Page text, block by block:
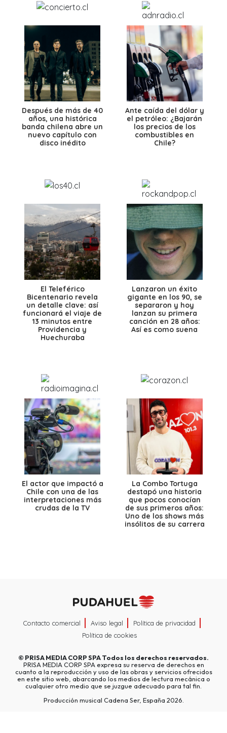
Después de más de 40
años, una histórica
banda chilena abre un
nuevo capítulo con
disco inédito
Ante caída del dólar y
el petróleo: ¿Bajarán
los precios de los
combustibles en
Chile?
El Teleférico
Bicentenario revela
un detalle clave: así
funcionará el viaje de
13 minutos entre
Providencia y
Huechuraba
Lanzaron un éxito
gigante en los 90, se
separaron y hoy
lanzan su primera
canción en 28 años:
Así es como suena
El actor que impactó a
Chile con una de las
interpretaciones más
crudas de la TV
La Combo Tortuga
destapó una historia
que pocos conocían
de sus primeros años:
Uno de los shows más
insólitos de su carrera
Contacto comercial Aviso legal
Política de privacidad
Política de cookies
© PRISA MEDIA CORP SPATodos los derechos reservados.
PRISA MEDIA CORP SPA expresa su reserva de derechos en
cuanto a la reproducción y uso de las obras y servicios ofrecidos
en este sitio web, abarcando los medios de lectura mecánica o
cualquier otro medio que se juzgue adecuado para tal fin.
Producción musical Cadena Ser, España 2026.